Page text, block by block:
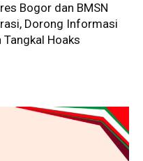
Bogor dan BMSN
Dorong Informasi
Hoaks